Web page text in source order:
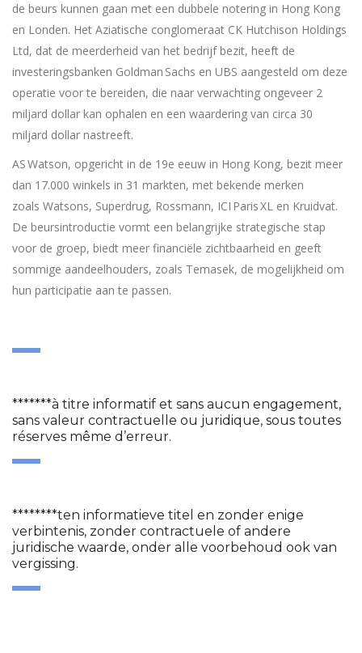
de beurs kunnen gaan met een dubbele notering in Hong Kong
en Londen. Het Aziatische conglomeraat CK Hutchison Holdings
Ltd, dat de meerderheid van het bedrijf bezit, heeft de
investeringsbanken Goldman Sachs en UBS aangesteld om deze
operatie voor te bereiden, die naar verwachting ongeveer 2
miljard dollar kan ophalen en een waardering van circa 30
miljard dollar nastreeft.
AS Watson, opgericht in de 19e eeuw in Hong Kong, bezit meer
dan 17.000 winkels in 31 markten, met bekende merken
zoals Watsons, Superdrug, Rossmann, ICI Paris XL en Kruidvat.
De beursintroductie vormt een belangrijke strategische stap
voor de groep, biedt meer financiële zichtbaarheid en geeft
sommige aandeelhouders, zoals Temasek, de mogelijkheid om
hun participatie aan te passen.
*******à titre informatif et sans aucun engagement,
sans valeur contractuelle ou juridique, sous toutes
réserves même d’erreur.
********ten informatieve titel en zonder enige
verbintenis, zonder contractuele of andere
juridische waarde, onder alle voorbehoud ook van
vergissing.